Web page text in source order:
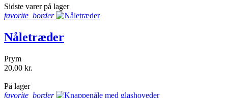
Sidste varer på lager
favorite_border
Nåletræder
Prym
20,00 kr.
På lager
favorite_border